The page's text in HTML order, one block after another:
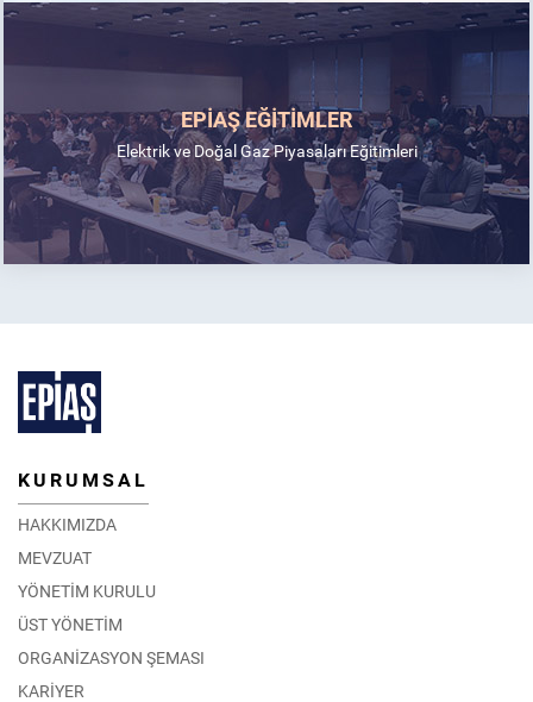
EPİAŞ EĞİTİMLER
Elektrik ve Doğal Gaz Piyasaları Eğitimleri
KURUMSAL
HAKKIMIZDA
MEVZUAT
YÖNETİM KURULU
ÜST YÖNETİM
ORGANİZASYON ŞEMASI
KARİYER